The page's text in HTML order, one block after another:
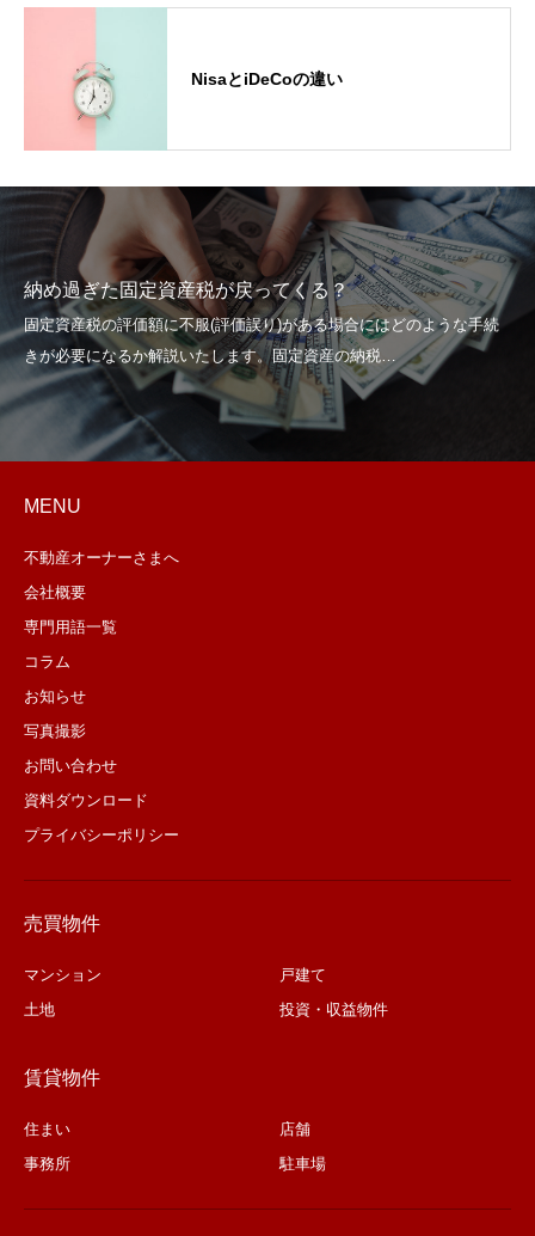
NisaとiDeCoの違い
納め過ぎた固定資産税が戻ってくる？
MENU
不動産オーナーさまへ
会社概要
専門用語一覧
コラム
お知らせ
写真撮影
お問い合わせ
資料ダウンロード
プライバシーポリシー
売買物件
マンション
戸建て
土地
投資・収益物件
賃貸物件
住まい
店舗
事務所
駐車場